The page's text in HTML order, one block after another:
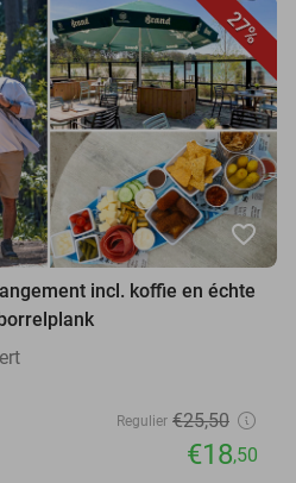
27%
favorite_border
incl. koffie en échte
Regulier €25,50
€18,50